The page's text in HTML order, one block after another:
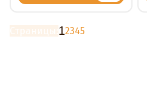
12345